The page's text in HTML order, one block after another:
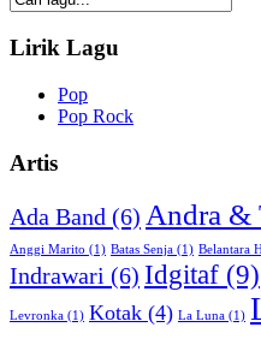
Lirik Lagu
Pop
Pop Rock
Artis
Ada Band (6) Andra &
Anggi Marito (1) Batas Senja (1) Belantara
Indrawari (6) Idgitaf (9)
Levronka (1) Kotak (4) La Luna (1)